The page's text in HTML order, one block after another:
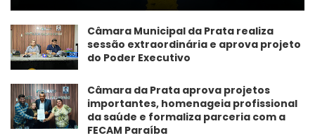
Câmara Municipal da Prata realiza
sessão extraordinária e aprova projeto
do Poder Executivo
​Câmara da Prata aprova projetos
importantes, homenageia profissional
da saúde e formaliza parceria com a
FECAM Paraíba